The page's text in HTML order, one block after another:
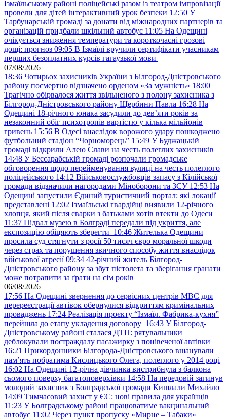
Ізмаїльському районі поліцейські разом із театром імпровізації
провели для дітей інтерактивний урок безпеки 12:50 У
Тарбунарській громаді за донати від міжнародних партнерів та
організацій придбали шкільний автобус 11:05 На Одещині
очікується зниження температури та короткочасні грозові
дощі: прогноз 09:05 В Ізмаїлі вручили сертифікати учасникам
перших безоплатних курсів гагаузької мови
07/08/2026
18:36 Чотирьох захисників України з Білгород-Дністровського
району посмертно відзначено орденом «За мужність» 18:00
Трагічно обірвалося життя звільненого з полону захисника з
Білгород-Дністровського району Щербини Павла 16:28 На
Одещині 18-річного юнака засудили до дев’яти років за
незаконний обіг психотропів вартістю у кілька мільйонів
гривень 15:56 В Одесі внаслідок ворожого удару пошкоджено
футбольний стадіон “Чорноморець” 15:49 У Буджацькій
громаді відкрили Алею Слави на честь полеглих захисників
14:48 У Бессарабській громаді розпочали громадське
обговорення щодо перейменування вулиці на честь полеглого
поліцейського 14:12 Військовослужбовців запасу з Кілійської
громади відзначили нагородами Міноборони та ЗСУ 12:53 На
Одещині запустили Єдиний туристичний портал: які локації
представлені 12:02 Ізмаїльські гвардійці виявили 12-річного
хлопця, який після сварки з батьками хотів втекти до Одеси
11:37 Підвал музею в Болграді передали під укриття, але
експозицію обіцяють зберегти 10:46 Жителька Одещини
просила суд стягнути з росії 50 тисяч євро моральної шкоди
через страх та порушення звичного способу життя внаслідок
військової агресії 09:34 42-річний житель Білгород-
Дністровського району за збут пістолета та зберігання гранати
може потрапити за ґрати на сім років
06/08/2026
17:56 На Одещині звернення до сервісних центрів МВС для
перереєстрації автівок обернулися відкриттям кримінальних
проваджень 17:24 Реалізація проєкту “Ізмаїл. Фабрика-кухня”
перейшла до етапу укладення договору 16:43 У Білгород-
Дністровському районі сталася ДТП: рятувальники
деблокували постраждалу пасажирку з понівеченої автівки
16:21 Прикордонники Білгорода-Дністровського вшанували
пам’ять побратима Кислицького Олега, полеглого у 2014 році
16:02 На Одещині 12-річна дівчинка вистрибнула з балкона
сьомого поверху багатоповерхівки 14:58 На передовій загинув
молодий захисник з Болградської громади Кишлали Михайло
14:09 Тимчасовий захист у ЄС: нові правила для українців
11:23 У Болградському районі працюватиме вакцинальний
автобус 11:02 Через пункт пропуску «Мирне – Табаки»